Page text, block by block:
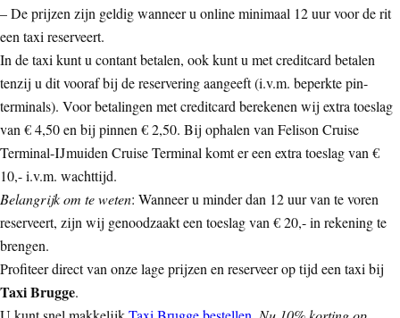
– De prijzen zijn geldig wanneer u online minimaal 12 uur voor de rit
een taxi reserveert.
In de taxi kunt u contant betalen, ook kunt u met creditcard betalen
tenzij u dit vooraf bij de reservering aangeeft (i.v.m. beperkte pin-
terminals). Voor betalingen met creditcard berekenen wij extra toeslag
van € 4,50 en bij pinnen € 2,50. Bij ophalen van Felison Cruise
Terminal-IJmuiden Cruise Terminal komt er een extra toeslag van €
10,- i.v.m. wachttijd.
Belangrijk om te weten: Wanneer u minder dan 12 uur van te voren
reserveert, zijn wij genoodzaakt een toeslag van € 20,- in rekening te
brengen.
Profiteer direct van onze lage prijzen en reserveer op tijd een taxi bij
Taxi Brugge.